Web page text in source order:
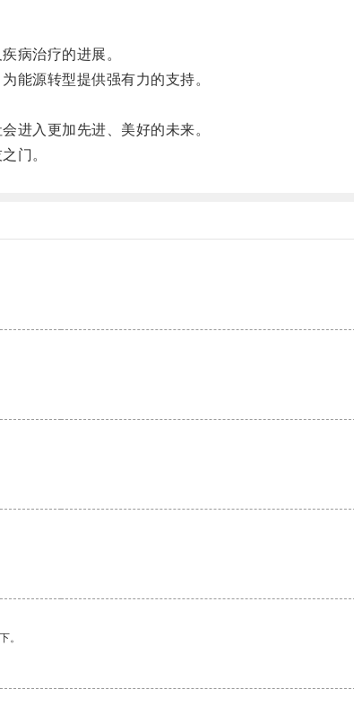
病治疗的进展。
源转型提供强有力的支持。
入更加先进、美好的未来。
门。
。